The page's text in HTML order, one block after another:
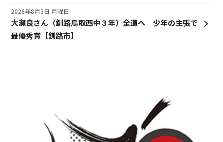
大瀬良さん（釧路鳥取西中３年）全道へ 少年の主張で
最優秀賞【釧路市】
2026年8月3日 月曜日